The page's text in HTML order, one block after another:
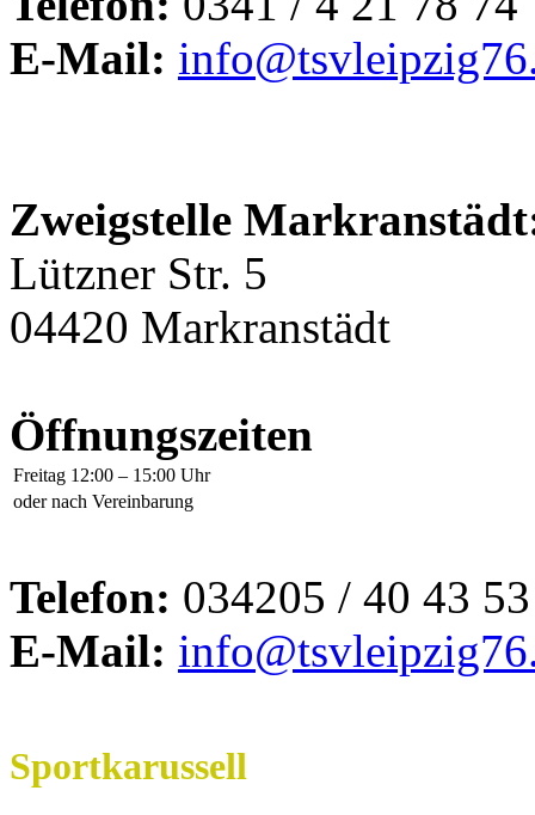
E-Mail:
Zweigstelle
Lützner Str. 5
04420 Markranstädt
Öffnungszeiten
Freitag 12:00 – 15:00 Uhr
oder nach Vereinbarung
Telefon: 034205 / 40 43 53
E-Mail:
Sportkarussell